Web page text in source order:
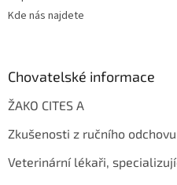
Kde nás najdete
Chovatelské informace
ŽAKO CITES A
Zkušenosti z ručního
Veterinární lékaři,